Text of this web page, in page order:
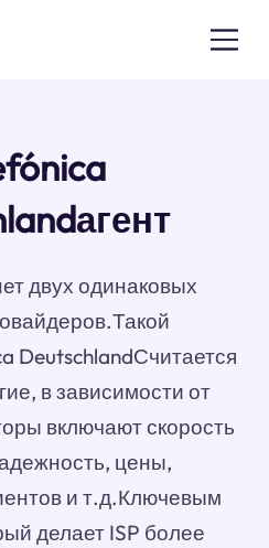
двух одинаковых
DeutschlandСчитается
в зависимости от
включают скорость
цены,
и т.д.Ключевым
делает ISP более